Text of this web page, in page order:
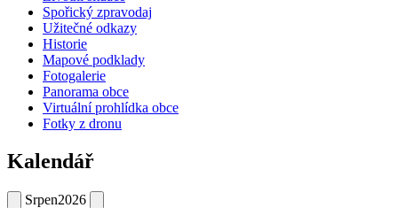
Spořický zpravodaj
Užitečné odkazy
Historie
Mapové podklady
Fotogalerie
Panorama obce
Virtuální prohlídka obce
Fotky z dronu
Kalendář
Srpen2026